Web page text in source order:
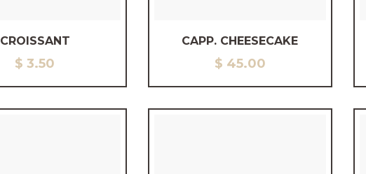
CROISSANT
$ 3.50
CAPP. CHEESECAKE
$ 45.00